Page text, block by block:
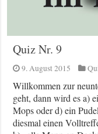
Quiz Nr. 9
9. August 2015
Willkommen zur
geht, dann wird es a)
Mops oder d) ein
diesmal einen